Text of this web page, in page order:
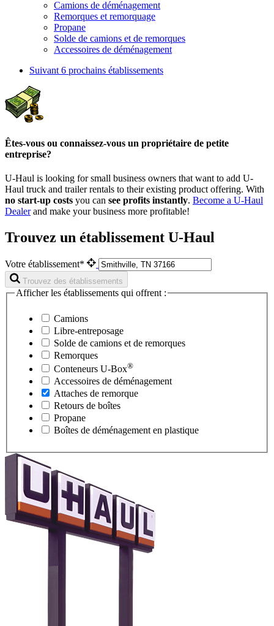
Camions de déménagement
Remorques et remorquage
Propane
Solde de camions et de remorques
Accessoires de déménagement
Suivant 6 prochains établissements
Êtes-vous ou connaissez-vous un propriétaire de petite
entreprise?
U-Haul is looking for small business owners that want to add U-
Haul truck and trailer rentals to their existing product offering. With
no start-up costs you can see profits instantly. Become a U-Haul
Dealerand make your business more profitable!
Trouvez un établissement U-Haul
Votre établissement*
Trouvez des établissements
Afficher les établissements qui offrent :
Camions
Libre-entreposage
Solde de camions et de remorques
Remorques
Conteneurs U-Box®
Accessoires de déménagement
Attaches de remorque
Retours de boîtes
Propane
Boîtes de déménagement en plastique